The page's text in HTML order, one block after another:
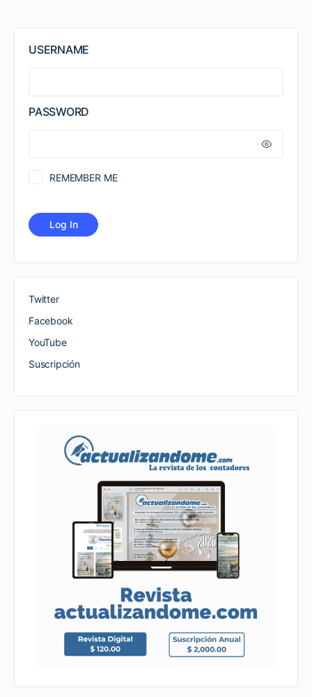
USERNAME
PASSWORD
REMEMBER ME
Twitter
Facebook
YouTube
Suscripción